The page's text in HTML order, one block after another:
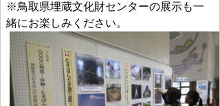
※鳥取県埋蔵文化財センターの展示も一
緒にお楽しみください。